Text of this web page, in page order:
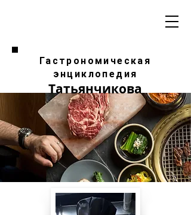
Гастрономическая
энциклопедия
Татьянчикова